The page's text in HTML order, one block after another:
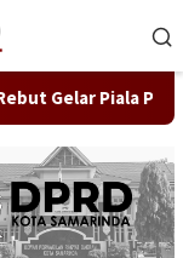
Piala Presiden